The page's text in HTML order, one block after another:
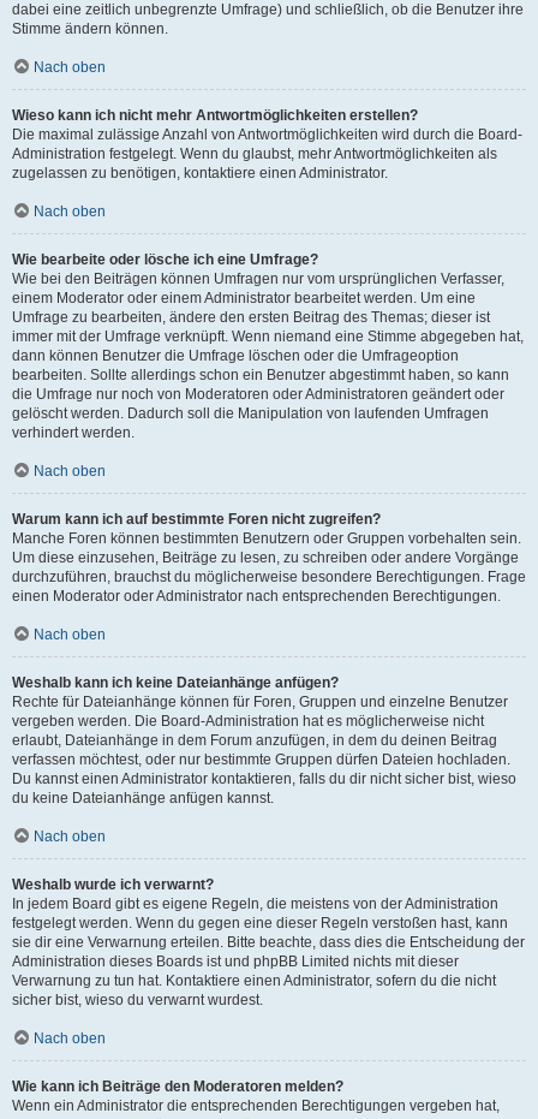
dabei eine zeitlich unbegrenzte Umfrage) und schließlich, ob die Benutzer ihre
Stimme ändern können.
Nach oben
Wieso kann ich nicht mehr Antwortmöglichkeiten erstellen?
Die maximal zulässige Anzahl von Antwortmöglichkeiten wird durch die Board-
Administration festgelegt. Wenn du glaubst, mehr Antwortmöglichkeiten als
zugelassen zu benötigen, kontaktiere einen Administrator.
Nach oben
Wie bearbeite oder lösche ich eine Umfrage?
Wie bei den Beiträgen können Umfragen nur vom ursprünglichen Verfasser,
einem Moderator oder einem Administrator bearbeitet werden. Um eine
Umfrage zu bearbeiten, ändere den ersten Beitrag des Themas; dieser ist
immer mit der Umfrage verknüpft. Wenn niemand eine Stimme abgegeben hat,
dann können Benutzer die Umfrage löschen oder die Umfrageoption
bearbeiten. Sollte allerdings schon ein Benutzer abgestimmt haben, so kann
die Umfrage nur noch von Moderatoren oder Administratoren geändert oder
gelöscht werden. Dadurch soll die Manipulation von laufenden Umfragen
verhindert werden.
Nach oben
Warum kann ich auf bestimmte Foren nicht zugreifen?
Manche Foren können bestimmten Benutzern oder Gruppen vorbehalten sein.
Um diese einzusehen, Beiträge zu lesen, zu schreiben oder andere Vorgänge
durchzuführen, brauchst du möglicherweise besondere Berechtigungen. Frage
einen Moderator oder Administrator nach entsprechenden Berechtigungen.
Nach oben
Weshalb kann ich keine Dateianhänge anfügen?
Rechte für Dateianhänge können für Foren, Gruppen und einzelne Benutzer
vergeben werden. Die Board-Administration hat es möglicherweise nicht
erlaubt, Dateianhänge in dem Forum anzufügen, in dem du deinen Beitrag
verfassen möchtest, oder nur bestimmte Gruppen dürfen Dateien hochladen.
Du kannst einen Administrator kontaktieren, falls du dir nicht sicher bist, wieso
du keine Dateianhänge anfügen kannst.
Nach oben
Weshalb wurde ich verwarnt?
In jedem Board gibt es eigene Regeln, die meistens von der Administration
festgelegt werden. Wenn du gegen eine dieser Regeln verstoßen hast, kann
sie dir eine Verwarnung erteilen. Bitte beachte, dass dies die Entscheidung der
Administration dieses Boards ist und phpBB Limited nichts mit dieser
Verwarnung zu tun hat. Kontaktiere einen Administrator, sofern du die nicht
sicher bist, wieso du verwarnt wurdest.
Nach oben
Wie kann ich Beiträge den Moderatoren melden?
Wenn ein Administrator die entsprechenden Berechtigungen vergeben hat,